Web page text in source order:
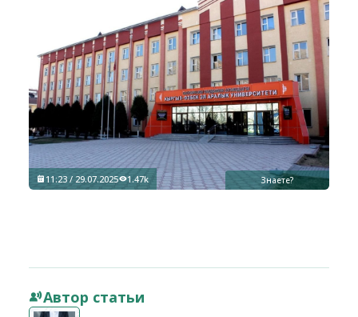
Знаете?
11:23 / 29.07.2025 1.47k
Автор статьи